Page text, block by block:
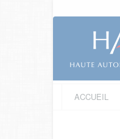
ACCUEIL